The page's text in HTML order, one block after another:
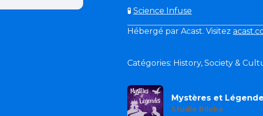
🧪 Science Infuse
Hébergé par Acast. Visitez
Catégories: History, Society &
Mystères et
Studio Biloba